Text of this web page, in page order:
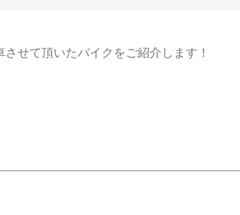
せて頂いたバイクをご紹介します！